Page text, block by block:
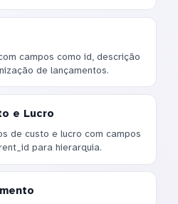
campos como id, descrição
de lançamentos.
e Lucro
de custo e lucro com campos
para hierarquia.